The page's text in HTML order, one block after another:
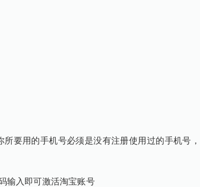
要用的手机号必须是没有注册使用过的手机号，
输入即可激活淘宝账号